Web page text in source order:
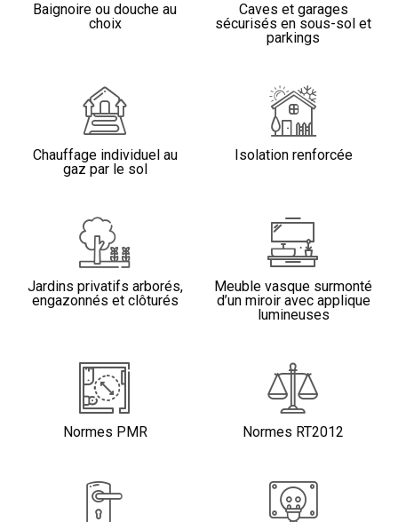
Baignoire ou douche au
choix
Caves et garages
sécurisés en sous-sol et
parkings
Chauffage individuel au
gaz par le sol
Isolation renforcée
Jardins privatifs arborés,
engazonnés et clôturés
Meuble vasque surmonté
d’un miroir avec applique
lumineuses
Normes PMR Normes RT2012